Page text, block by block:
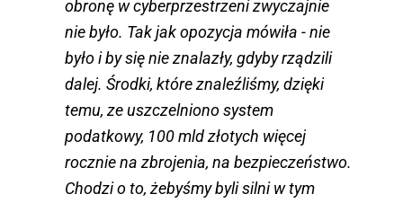
obronę w cyberprzestrzeni zwyczajnie
nie było. Tak jak opozycja mówiła - nie
było i by się nie znalazły, gdyby rządzili
dalej. Środki, które znaleźliśmy, dzięki
temu, ze uszczelniono system
podatkowy, 100 mld złotych więcej
rocznie na zbrojenia, na bezpieczeństwo.
Chodzi o to, żebyśmy byli silni w tym